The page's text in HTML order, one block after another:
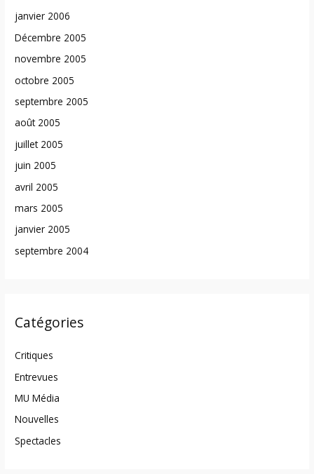
janvier 2006
Décembre 2005
novembre 2005
octobre 2005
septembre 2005
août 2005
juillet 2005
juin 2005
avril 2005
mars 2005
janvier 2005
septembre 2004
Catégories
Critiques
Entrevues
MU Média
Nouvelles
Spectacles